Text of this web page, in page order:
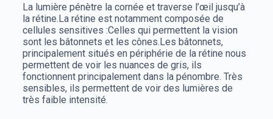
La lumière pénètre la cornée et traverse l’œil jusqu’à
la rétine.La rétine est notamment composée de
cellules sensitives :Celles qui permettent la vision
sont les bâtonnets et les cônes.Les bâtonnets,
principalement situés en périphérie de la rétine nous
permettent de voir les nuances de gris, ils
fonctionnent principalement dans la pénombre. Très
sensibles, ils permettent de voir des lumières de
très faible intensité.